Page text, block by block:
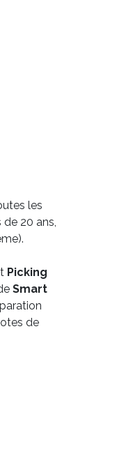
les
20 ans,
Picking
Smart
de